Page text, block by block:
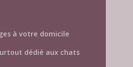
à votre domicile
dédié aux chats